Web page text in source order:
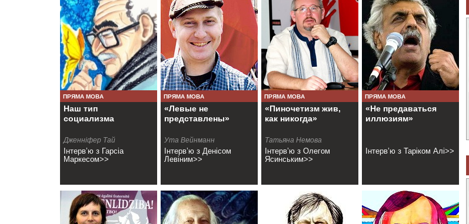
ПРЯМА МОВА
Наш тип
социализма
Дженнiфер Тай
Інтерв’ю з Гарсiа
Маркесом>>
ПРЯМА МОВА
«Левые не
представлены»
Ута Вейнманн
Інтерв’ю з Денісом
Левіним>>
ПРЯМА МОВА
«Пиночетизм жив,
как никогда»
Татьяна Немова
Інтерв’ю з Олегом
Ясинським>>
ПРЯМА МОВА
«Не предаваться
иллюзиям»
Інтерв’ю з Таріком Алі>>